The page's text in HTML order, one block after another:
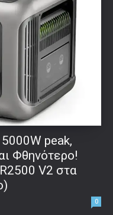
peak,
Φθηνότερο!
V2 στα
0